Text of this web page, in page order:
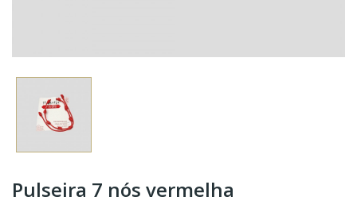
Pulseira 7 nós vermelha